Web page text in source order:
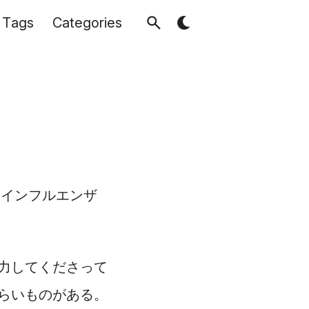
Tags Categories
ンフルエンザ
してくださって
ものがある。